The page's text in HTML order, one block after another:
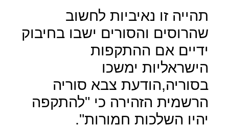
תהייה זו נאיביות לחשוב
שהרוסים והסורים ישבו בחיבוק
ידיים אם ההתקפות
הישראליות ימשכו
בסוריה,הודעת צבא סוריה
הרשמית הזהירה כי "להתקפה
יהיו השלכות חמורות".